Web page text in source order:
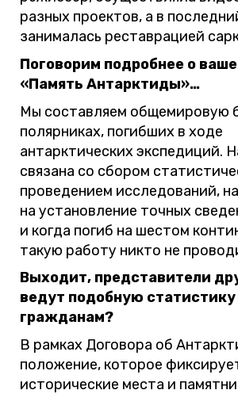
разных проектов, а в
занималась реставрацией
Поговорим подробнее о
«Память Антарктиды»…
Мы составляем общемировую
полярниках, погибших в ходе
антарктических экспедиций.
связана со сбором
проведением исследований,
на установление точных
и когда погиб на шестом
такую работу никто не
Выходит, представители
ведут подобную
гражданам?
В рамках Договора об
положение, которое
исторические места и